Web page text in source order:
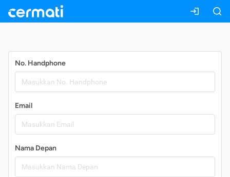
No. Handphone
Email
Nama Depan